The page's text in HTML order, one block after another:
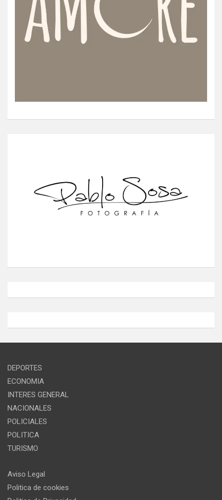
DEPORTES
ECONOMIA
INTERES GENERAL
NACIONALES
POLICIALES
POLITICA
TURISMO
Aviso Legal
Politica de cookies